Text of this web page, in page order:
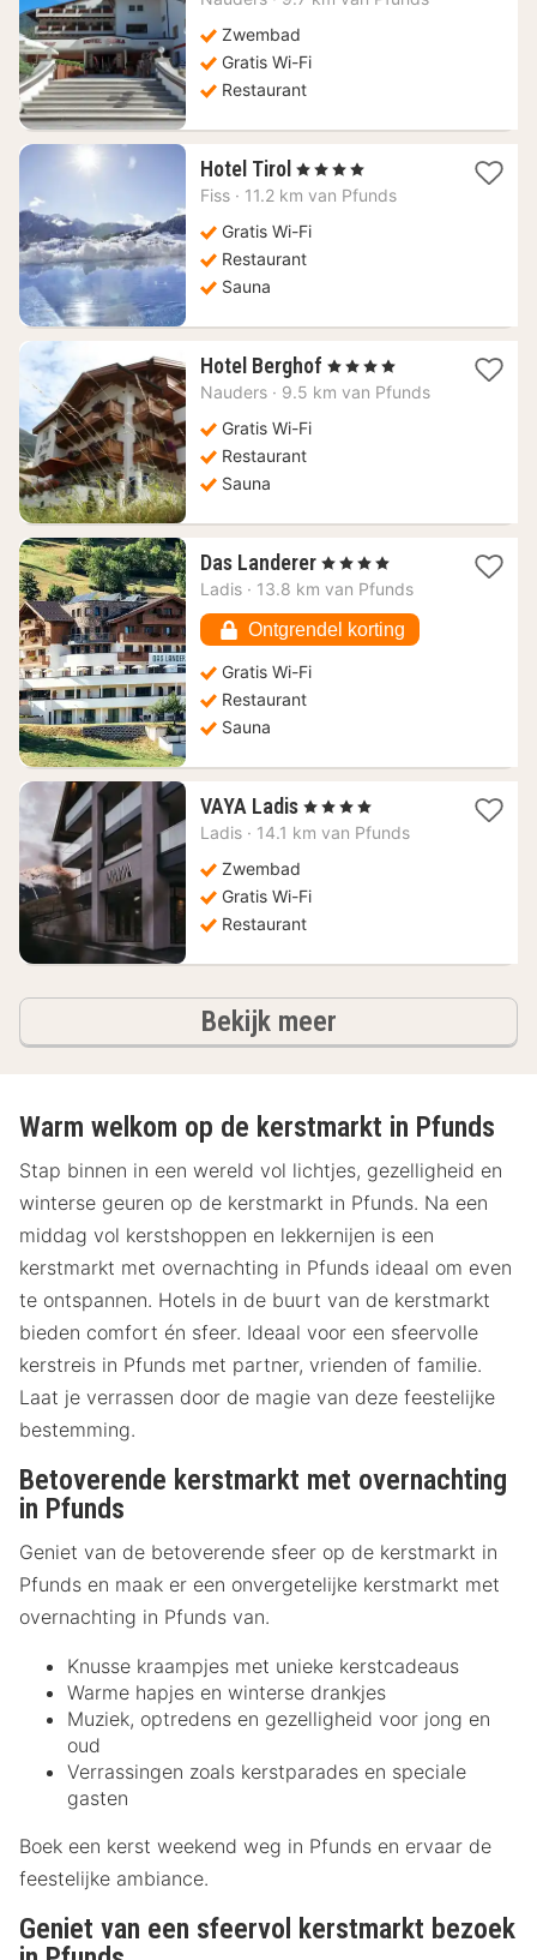
152,73
€
Zwembad
Gratis Wi-Fi
Restaurant
Hotel Tirol 1
nacht
324,82
€
, 4 Sterren
Fiss · 11.2 km van Pfunds
Gratis Wi-Fi
Restaurant
Sauna
Hotel Berghof 1
nacht
, 4 Sterren
Nauders · 9.5 km van Pfunds
Gratis Wi-Fi
Restaurant
Sauna
Das Landerer 1
nacht
190
€
, 4 Sterren
Ladis · 13.8 km van Pfunds
Ontgrendel korting
Gratis Wi-Fi
Restaurant
Sauna
VAYA Ladis 1
nacht
€
, 4 Sterren
Ladis · 14.1 km van Pfunds
Zwembad
Gratis Wi-Fi
Restaurant
Bekijk meerhotels
Warm welkom op de kerstmarkt in Pfunds
Stap binnen in een wereld vol lichtjes, gezelligheid en
winterse geuren op de kerstmarkt in Pfunds. Na een
middag vol kerstshoppen en lekkernijen is een
kerstmarkt met overnachting in Pfunds ideaal om even
te ontspannen. Hotels in de buurt van de kerstmarkt
bieden comfort én sfeer. Ideaal voor een sfeervolle
kerstreis in Pfunds met partner, vrienden of familie.
Laat je verrassen door de magie van deze feestelijke
bestemming.
Betoverende kerstmarkt met overnachting
in Pfunds
Geniet van de betoverende sfeer op de kerstmarkt in
Pfunds en maak er een onvergetelijke kerstmarkt met
overnachting in Pfunds van.
Knusse kraampjes met unieke kerstcadeaus
Warme hapjes en winterse drankjes
Muziek, optredens en gezelligheid voor jong en
oud
Verrassingen zoals kerstparades en speciale
gasten
Boek een kerst weekend weg in Pfunds en ervaar de
feestelijke ambiance.
Geniet van een sfeervol kerstmarkt bezoek